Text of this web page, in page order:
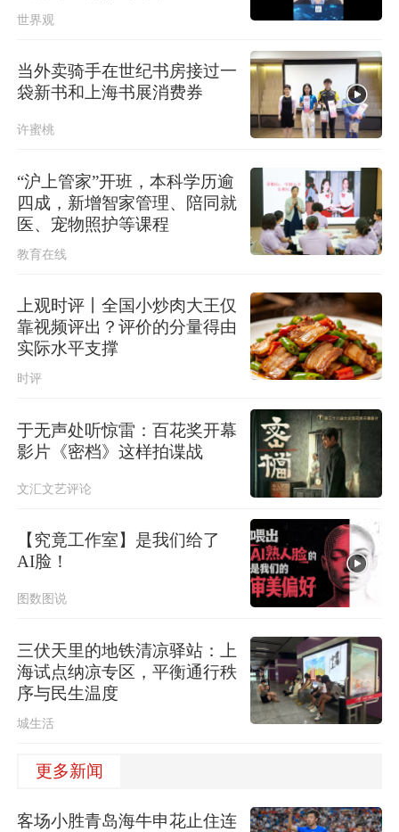
世界观
当外卖骑手在世纪书房接过一
袋新书和上海书展消费券
许蜜桃
“沪上管家”开班，本科学历逾
四成，新增智家管理、陪同就
医、宠物照护等课程
教育在线
上观时评丨全国小炒肉大王仅
靠视频评出？评价的分量得由
实际水平支撑
时评
于无声处听惊雷：百花奖开幕
影片《密档》这样拍谍战
文汇文艺评论
【究竟工作室】是我们给了
AI脸！
图数图说
三伏天里的地铁清凉驿站：上
海试点纳凉专区，平衡通行秩
序与民生温度
城生活
更多新闻
客场小胜青岛海牛申花止住连